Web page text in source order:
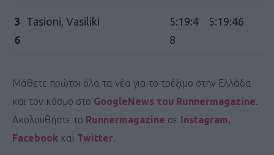
3
6
Tasioni, Vasiliki
5:19:4
8
5:19:46
Μάθετε πρώτοι όλα τα νέα για το τρέξιμο στην Ελλάδα
και τον κόσμο στο GoogleNews του Runnermagazine.
Ακολουθήστε το Runnermagazine σε Instagram,
Facebook και Twitter.